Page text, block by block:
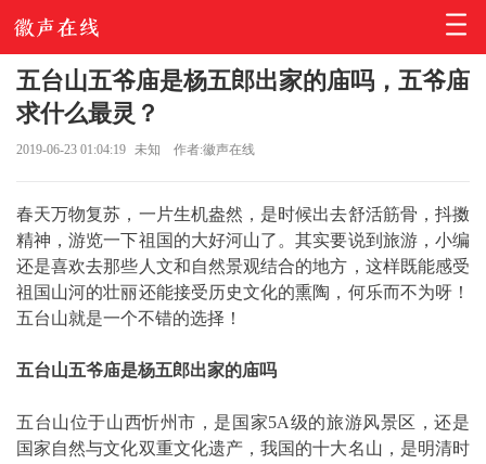
五台山五爷庙是杨五郎出家的庙吗，五爷庙
求什么最灵？
2019-06-23 01:04:19 未知 作者:徽声在线
春天万物复苏，一片生机盎然，是时候出去舒活筋骨，抖擞
精神，游览一下祖国的大好河山了。其实要说到旅游，小编
还是喜欢去那些人文和自然景观结合的地方，这样既能感受
祖国山河的壮丽还能接受历史文化的熏陶，何乐而不为呀！
五台山就是一个不错的选择！
五台山五爷庙是杨五郎出家的庙吗
五台山位于山西忻州市，是国家5A级的旅游风景区，还是
国家自然与文化双重文化遗产，我国的十大名山，是明清时